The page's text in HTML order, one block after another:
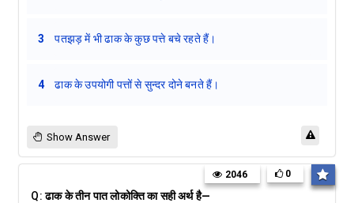
3 पतझड़ में भी ढाक के कुछ पत्ते बचे रहते हैं।
4 ढाक के उपयोगी पत्तों से सुन्दर दोने बनते हैं।
Show Answer
Q:ढाक के तीन पात लोकोक्ति का सही अर्थ है—
2046 0